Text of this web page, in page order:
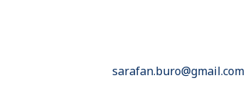
sarafan.buro@gmail.com